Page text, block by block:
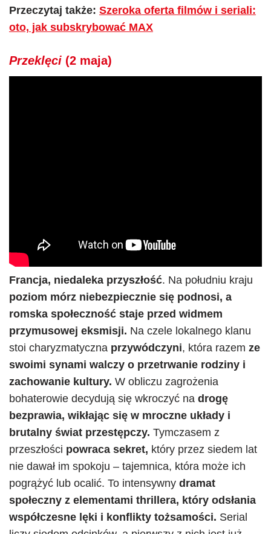
Przeczytaj także: Szeroka oferta filmów i seriali:
oto, jak subskrybować MAX
Przeklęci (2 maja)
Francja, niedaleka przyszłość. Na południu kraju
poziom mórz niebezpiecznie się podnosi, a
romska społeczność staje przed widmem
przymusowej eksmisji. Na czele lokalnego klanu
stoi charyzmatyczna przywódczyni, która razem ze
swoimi synami walczy o przetrwanie rodziny i
zachowanie kultury. W obliczu zagrożenia
bohaterowie decydują się wkroczyć na drogę
bezprawia, wikłając się w mroczne układy i
brutalny świat przestępczy. Tymczasem z
przeszłości powraca sekret, który przez siedem lat
nie dawał im spokoju – tajemnica, która może ich
pogrążyć lub ocalić. To intensywny dramat
społeczny z elementami thrillera, który odsłania
współczesne lęki i konflikty tożsamości. Serial